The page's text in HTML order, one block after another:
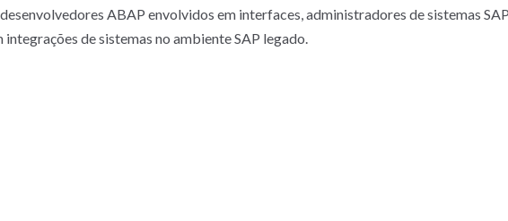
ABAP envolvidos em interfaces, administradores de sistemas
de sistemas no ambiente SAP legado.